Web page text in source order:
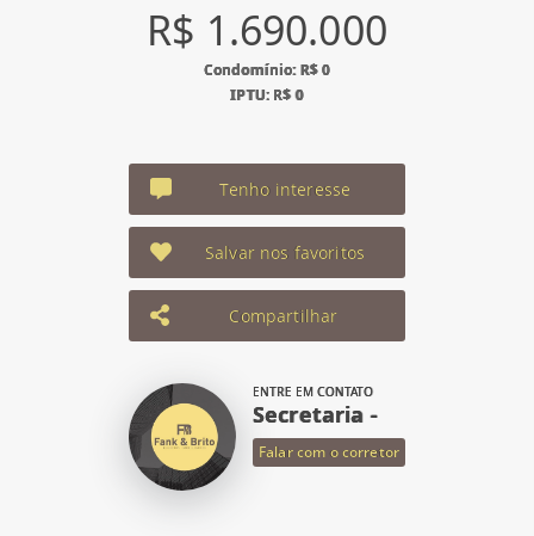
R$ 1.690.000
Condomínio: R$ 0
IPTU: R$ 0
Tenho interesse
Salvar nos favoritos
Compartilhar
ENTRE EM CONTATO
Secretaria -
Falar com o corretor